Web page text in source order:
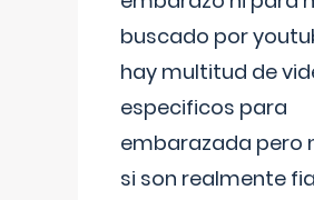
buscado por
hay multitud de
especificos para
embarazada pero
si son realmente